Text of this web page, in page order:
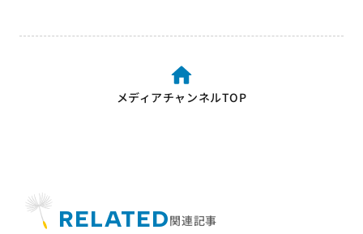
メディアチャンネルTOP
RELATED関連記事